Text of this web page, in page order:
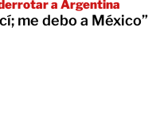
a Argentina
me debo a México”